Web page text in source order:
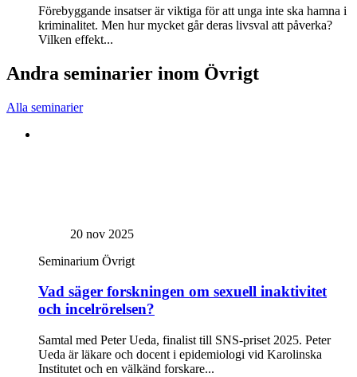
Förebyggande insatser är viktiga för att unga inte ska hamna i
kriminalitet. Men hur mycket går deras livsval att påverka?
Vilken effekt...
Andra seminarier inom Övrigt
Alla seminarier
20 nov 2025
Seminarium Övrigt
Vad säger forskningen om sexuell inaktivitet
och incelrörelsen?
Samtal med Peter Ueda, finalist till SNS-priset 2025. Peter
Ueda är läkare och docent i epidemiologi vid Karolinska
Institutet och en välkänd forskare...